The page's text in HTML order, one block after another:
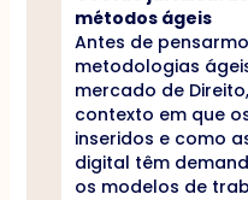
métodos ágeis
Antes de
metodologias
mercado de
contexto em que
inseridos e como
digital têm
os modelos de